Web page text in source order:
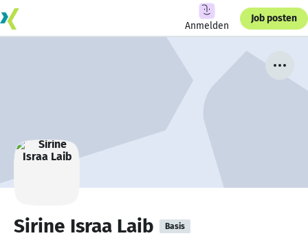
Anmelden
Job posten
Sirine Israa Laib Basis